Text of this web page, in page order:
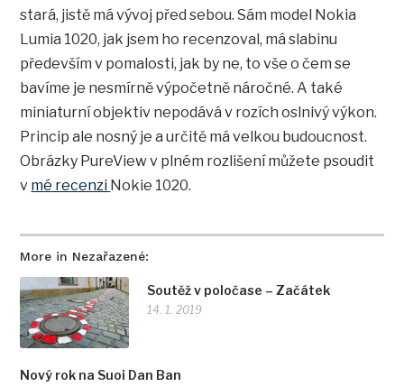
More in Nezařazené:
Soutěž v poločase – Začátek
14. 1. 2019
Nový rok na Suoi Dan Ban
stará, jistě má vývoj před sebou. Sám model Nokia
Lumia 1020, jak jsem ho recenzoval, má slabinu
především v pomalosti, jak by ne, to vše o čem se
bavíme je nesmírně výpočetně náročné. A také
miniaturní objektiv nepodává v rozích oslnivý výkon.
Princip ale nosný je a určitě má velkou budoucnost.
Obrázky PureView v plném rozlišení můžete psoudit
v mé recenzi Nokie 1020.